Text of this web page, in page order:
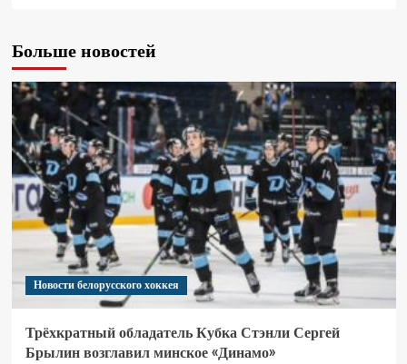
Больше новостей
Новости белорусского хоккея
Трёхкратный обладатель Кубка Стэнли Сергей
Брылин возглавил минское «Динамо»